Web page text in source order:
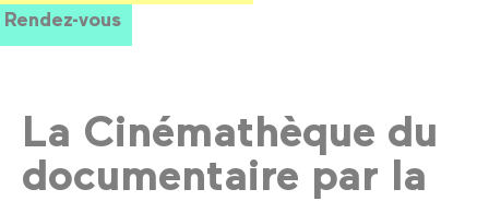
Rendez-vous
La Cinémathèque du
documentaire par la